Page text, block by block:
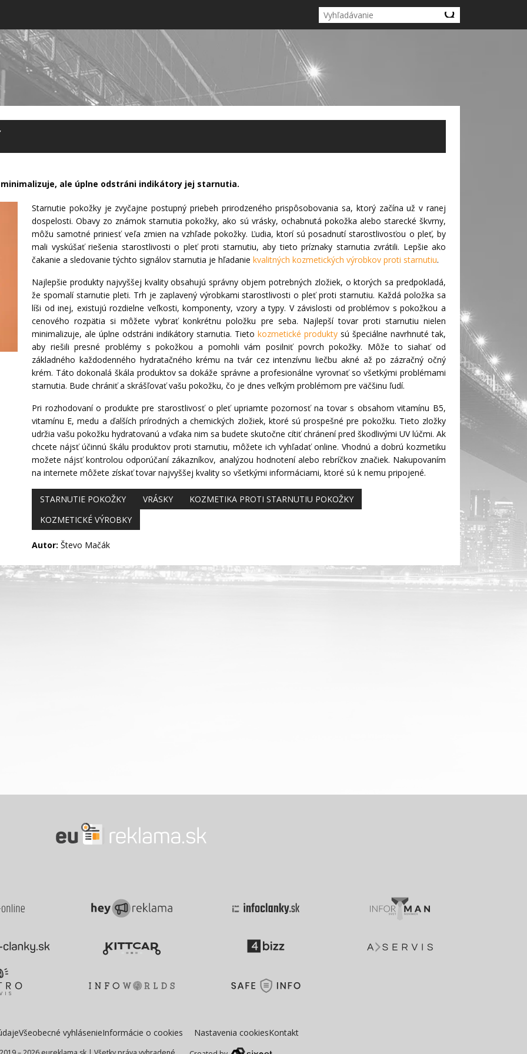
ale úplne odstráni indikátory jej starnutia.
Starnutie pokožky je zvyčajne postupný priebeh prirodzeného prispôsobovania sa, ktorý začína už v ranej
dospelosti. Obavy zo známok starnutia pokožky, ako sú vrásky, ochabnutá pokožka alebo starecké škvrny,
môžu samotné priniesť veľa zmien na vzhľade pokožky. Ľudia, ktorí sú posadnutí starostlivosťou o pleť, by
mali vyskúšať riešenia starostlivosti o pleť proti starnutiu, aby tieto príznaky starnutia zvrátili. Lepšie ako
čakanie a sledovanie týchto signálov starnutia je hľadanie kvalitných kozmetických výrobkov proti starnutiu.
Najlepšie produkty najvyššej kvality obsahujú správny objem potrebných zložiek, o ktorých sa predpokladá,
že spomalí starnutie pleti. Trh je zaplavený výrobkami starostlivosti o pleť proti starnutiu. Každá položka sa
líši od inej, existujú rozdielne veľkosti, komponenty, vzory a typy. V závislosti od problémov s pokožkou a
cenového rozpätia si môžete vybrať konkrétnu položku pre seba. Najlepší tovar proti starnutiu nielen
minimalizuje, ale úplne odstráni indikátory starnutia. Tieto kozmetické produkty sú špeciálne navrhnuté tak,
aby riešili presné problémy s pokožkou a pomohli vám posilniť povrch pokožky. Môže to siahať od
základného každodenného hydratačného krému na tvár cez intenzívnu liečbu akné až po zázračný očný
krém. Táto dokonalá škála produktov sa dokáže správne a profesionálne vyrovnať so všetkými problémami
starnutia. Bude chrániť a skrášľovať vašu pokožku, čo je dnes veľkým problémom pre väčšinu ľudí.
Pri rozhodovaní o produkte pre starostlivosť o pleť upriamte pozornosť na tovar s obsahom vitamínu B5,
vitamínu E, medu a ďalších prírodných a chemických zložiek, ktoré sú prospešné pre pokožku. Tieto zložky
udržia vašu pokožku hydratovanú a vďaka nim sa budete skutočne cítiť chránení pred škodlivými UV lúčmi. Ak
chcete nájsť účinnú škálu produktov proti starnutiu, môžete ich vyhľadať online. Vhodnú a dobrú kozmetiku
možete nájsť kontrolou odporúčaní zákazníkov, analýzou hodnotení alebo rebríčkov značiek. Nakupovaním
na internete môžete získať tovar najvyššej kvality so všetkými informáciami, ktoré sú k nemu pripojené.
STARNUTIE POKOŽKY VRÁSKY
KOZMETIKA PROTI STARNUTIU POKOŽKY
KOZMETICKÉ VÝROBKY
Autor: Števo Mačák
Všeobecné vyhlásenieInformácie o cookies Nastavenia cookiesKontakt